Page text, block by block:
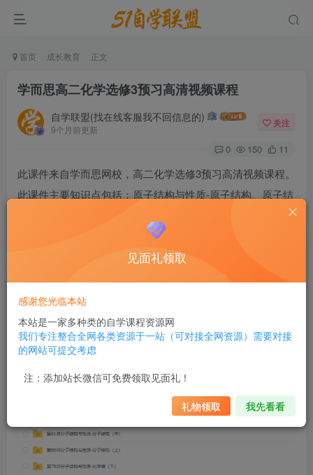
首页 成长教育 正文
学而思高二化学选修3预习高清视频课程
自学联盟(找在线客服我不回信息的)
9个月前更新
关注
0 150 11
此课件来自学而思网校，高二化学选修3预习高清视频课程。
此课件主要知识点包括：原子结构与性质-原子结构、原子结
构和元素周期律、化学键、分子结构、晶体结构概论、金属
晶体-等径圆球密堆积模型、离子晶体-填隙模型。。
见面礼领取
感谢您光临本站
本站是一家多种类的自学课程资源网
我们专注整合全网各类资源于一站（可对接全网资源）需要对接
的网站可提交考虑
注：添加站长微信可免费领取见面礼！
礼物领取 我先看看